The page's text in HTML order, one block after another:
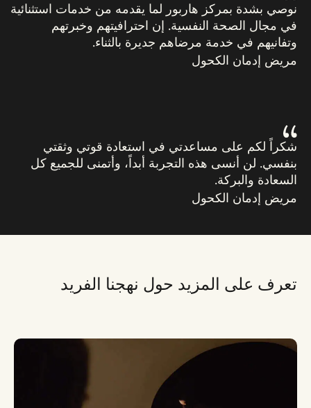
نوصي بشدة بمركز هاربور لما يقدمه من خدمات استثنائية
في مجال الصحة النفسية. إن احترافيتهم وخبرتهم
وتفانيهم في خدمة مرضاهم جديرة بالثناء.
مريض إدمان الكحول
شكراً لكم على مساعدتي في استعادة قوتي وثقتي
بنفسي. لن أنسى هذه التجربة أبداً، وأتمنى للجميع كل
السعادة والبركة.
مريض إدمان الكحول
تعرف على المزيد حول نهجنا الفريد